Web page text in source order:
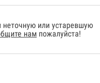
неточную или устаревшую
нам пожалуйста!